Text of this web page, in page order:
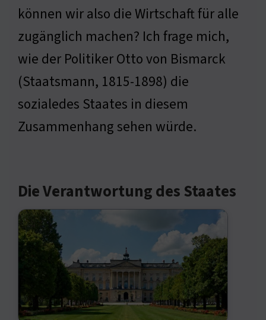
können wir also die Wirtschaft für alle
zugänglich machen? Ich frage mich,
wie der Politiker Otto von Bismarck
(Staatsmann, 1815-1898) die
sozialedes Staates in diesem
Zusammenhang sehen würde.
Die Verantwortung des Staates